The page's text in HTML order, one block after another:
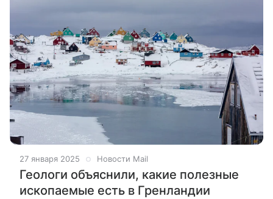
27 января 2025 Новости Mail
Геологи объяснили, какие полезные
ископаемые есть в Гренландии